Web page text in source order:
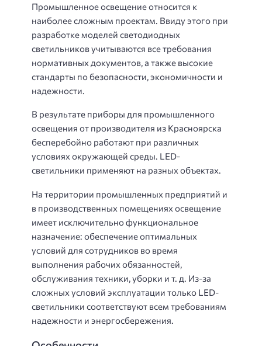
Промышленное освещение относится к
наиболее сложным проектам. Ввиду этого при
разработке моделей светодиодных
светильников учитываются все требования
нормативных документов, а также высокие
стандарты по безопасности, экономичности и
надежности.
В результате приборы для промышленного
освещения от производителя из Красноярска
бесперебойно работают при различных
условиях окружающей среды. LED-
светильники применяют на разных объектах.
На территории промышленных предприятий и
в производственных помещениях освещение
имеет исключительно функциональное
назначение: обеспечение оптимальных
условий для сотрудников во время
выполнения рабочих обязанностей,
обслуживания техники, уборки и т. д. Из-за
сложных условий эксплуатации только LED-
светильники соответствуют всем требованиям
надежности и энергосбережения.